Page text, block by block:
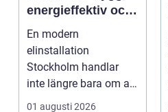
energieffektiv och
framtidssäker el i
företagslokaler
En modern
elinstallation
Stockholm handlar
inte längre bara om att
få belysning och uttag
01 augusti 2026